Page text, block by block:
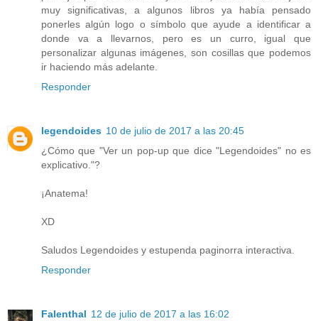
muy significativas, a algunos libros ya había pensado
ponerles algún logo o símbolo que ayude a identificar a
donde va a llevarnos, pero es un curro, igual que
personalizar algunas imágenes, son cosillas que podemos
ir haciendo más adelante.
Responder
legendoides 10 de julio de 2017 a las 20:45
¿Cómo que "Ver un pop-up que dice "Legendoides" no es
explicativo."?
¡Anatema!
XD
Saludos Legendoides y estupenda paginorra interactiva.
Responder
Falenthal 12 de julio de 2017 a las 16:02